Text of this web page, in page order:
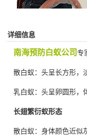
详细信息
南海预防白蚁公司专
散白蚁：头呈长方形，
乳白蚁：头呈卵圆形，
长翅繁衍蚁形态
散白蚁：身体颜色近似